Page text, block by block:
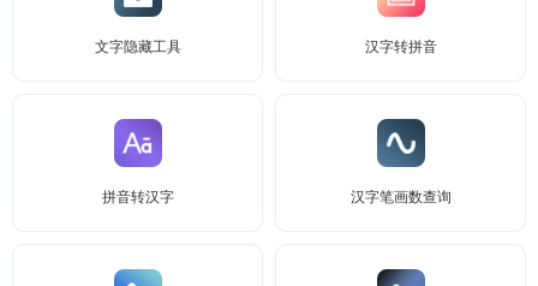
文字隐藏工具 汉字转拼音
拼音转汉字 汉字笔画数查询